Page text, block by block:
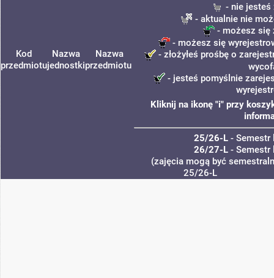
Kod
przedmiotu
Nazwa
jednostki
Nazwa
przedmiotu
- nie jesteś
- aktualnie nie
- możesz się
- możesz się
- złożyłeś prośbę o
- jesteś pomyślnie
Kliknij na ikonę "i" przy
25/26-L- Semestr
26/27-L- Semestr
(zajęcia mogą być
25/26-L